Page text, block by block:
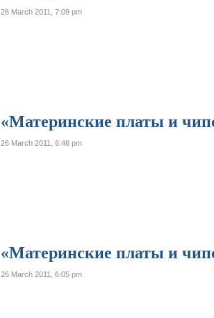
26 March 2011, 7:09 pm
«Материнские платы и
26 March 2011, 6:46 pm
«Материнские платы и
26 March 2011, 6:05 pm